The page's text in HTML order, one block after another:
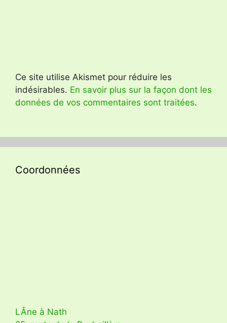
Ce site utilise Akismet pour réduire les
indésirables. En savoir plus sur la façon dont les
données de vos commentaires sont traitées.
Coordonnées
LÂne à Nath